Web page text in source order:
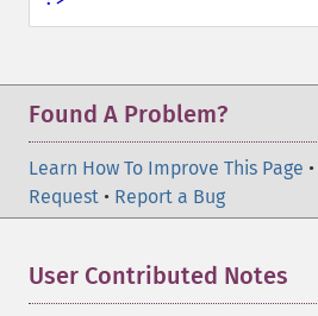
Found A Problem?
Learn How To Improve This Page •
Request • Report a Bug
User Contributed Notes